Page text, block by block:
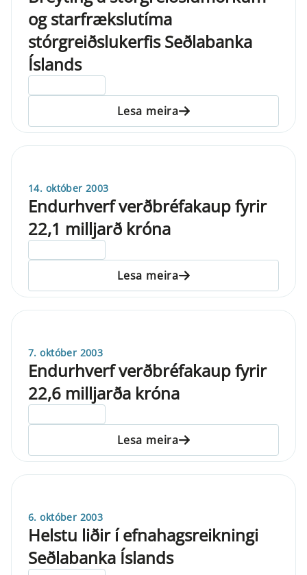
og starfrækslutíma
stórgreiðslukerfis Seðlabanka
Íslands
Lesa meira
14. október 2003
Endurhverf verðbréfakaup fyrir
22,1 milljarð króna
Lesa meira
7. október 2003
Endurhverf verðbréfakaup fyrir
22,6 milljarða króna
Lesa meira
6. október 2003
Helstu liðir í efnahagsreikningi
Seðlabanka Íslands